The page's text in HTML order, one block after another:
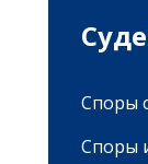
Споры
Споры